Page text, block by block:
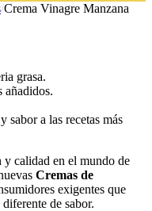
/Crema Vinagre Manzana
grasa.
añadidos.
sabor a las recetas más
calidad en el mundo de
Cremas de
exigentes que
de sabor.